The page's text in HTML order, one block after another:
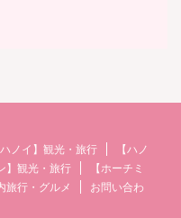
ハノイ】観光・旅行
【ハノ
】観光・旅行
【ホーチミ
旅行・グルメ
お問い合わ